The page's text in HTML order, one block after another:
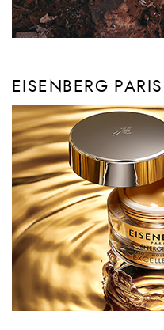
EISENBERG PARIS